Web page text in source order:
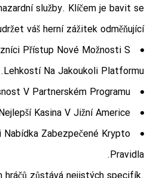
služby. Klíčem je bavit se
váš herní zážitek odměňující.
Přístup Nové Možnosti S
Lehkostí Na Jakoukoli Platformu.
V Partnerském Programu
Kasina V Jižní Americe
Zabezpečené Krypto
Pravidla.